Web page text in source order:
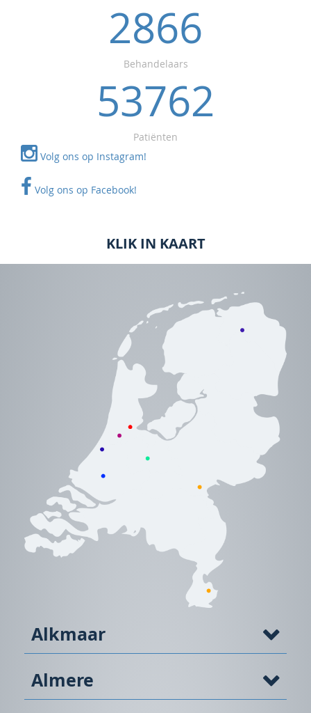
2866
Behandelaars
53762
Patiënten
Volg ons op Instagram!
Volg ons op Facebook!
KLIK IN KAART
Alkmaar
Almere